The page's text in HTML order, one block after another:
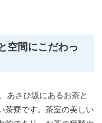
空間にこだわっ
あさひ坂にあるお茶と
茶寮です。茶室の美しい